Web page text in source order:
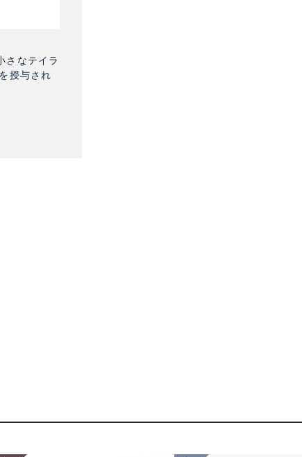
さなテイラ
授与され